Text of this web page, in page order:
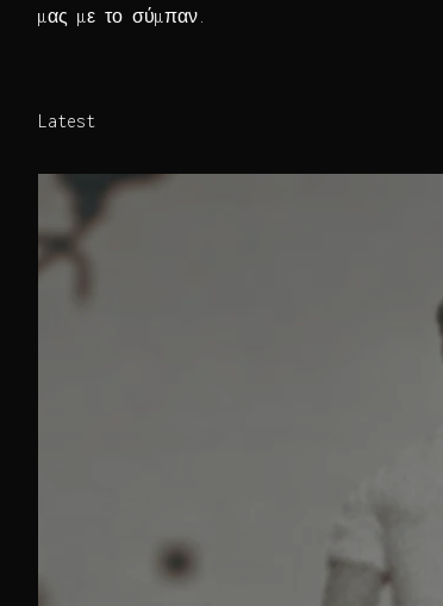
µας µε το σύµπαν.
Latest